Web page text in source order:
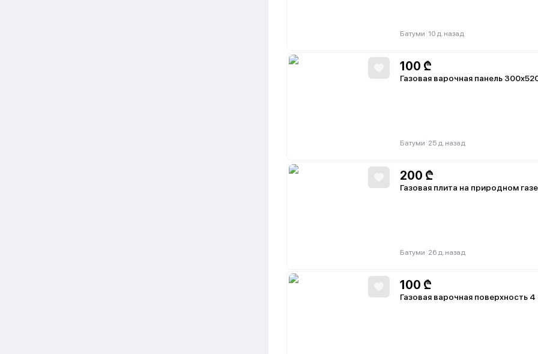
Батуми 10 д. назад
100 ₾
Газовая варочная панель
Батуми 25 д. назад
200 ₾
Газовая плита на природном газе
Батуми 26 д. назад
100 ₾
Газовая варочная поверхность